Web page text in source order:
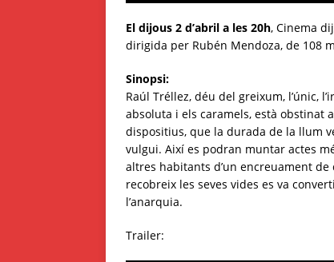
El dijous 2 d’abril a les 20h, Cinema
dirigida per Rubén Mendoza, de 108
Sinopsi:
Raúl Tréllez, déu del greixum, l’únic,
absoluta i els caramels, està obstinat
dispositius, que la durada de la llum
vulgui. Així es podran muntar actes
altres habitants d’un encreuament
recobreix les seves vides es va
l’anarquia.
Trailer: